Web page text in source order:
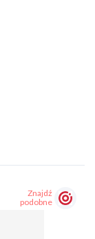
Znajdź
podobne